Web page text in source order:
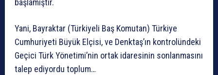
başlamıştır.
Yani, Bayraktar (Türkiyeli Baş Komutan) Türkiye
Cumhuriyeti Büyük Elçisi, ve Denktaş’ın kontrolündeki
Geçici Türk Yönetimi’nin ortak idaresinin sonlanmasını
talep ediyordu toplum…